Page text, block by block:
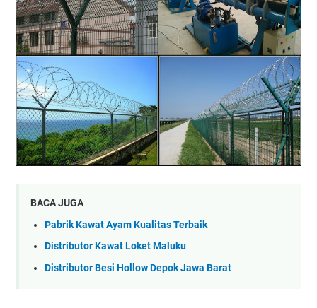
BACA JUGA
Pabrik Kawat Ayam Kualitas Terbaik
Distributor Kawat Loket Maluku
Distributor Besi Hollow Depok Jawa Barat